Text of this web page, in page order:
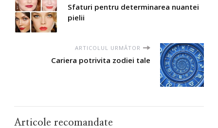
Sfaturi pentru determinarea nuantei
pielii
ARTICOLUL URMĂTOR
Cariera potrivita zodiei tale
Articole recomandate